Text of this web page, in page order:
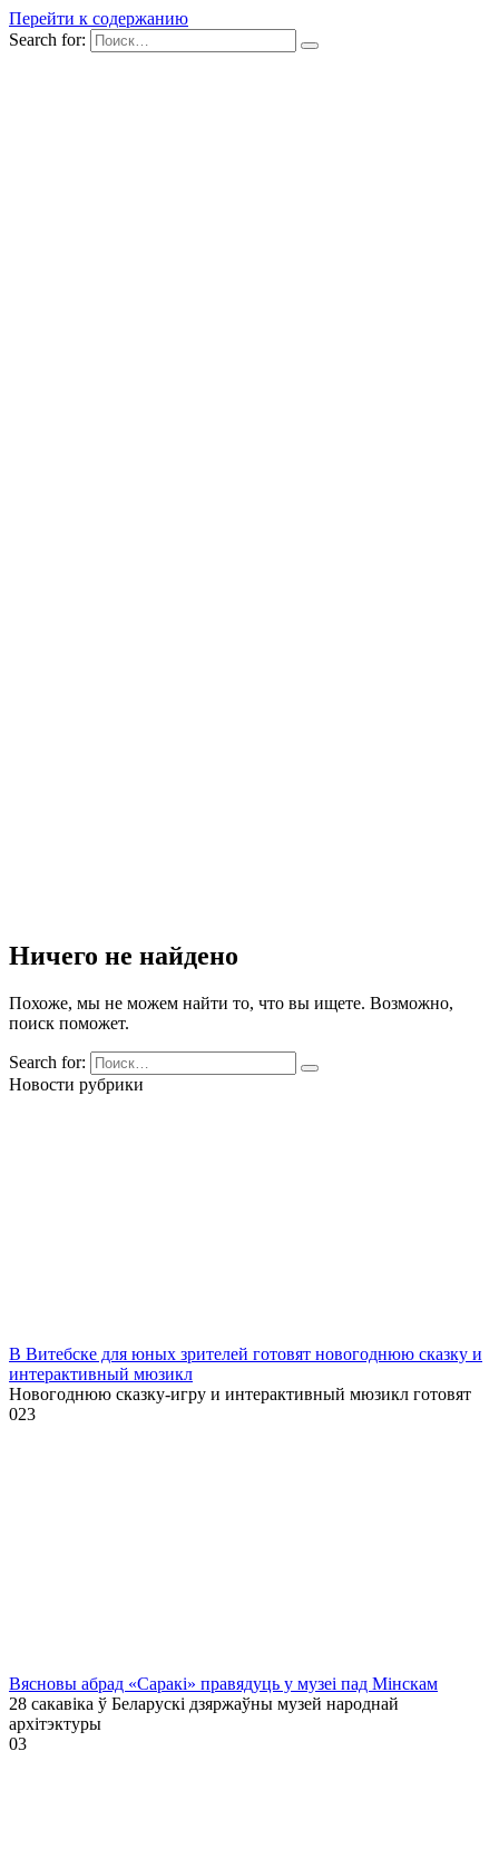
Перейти к содержанию
Search for:
Ничего не найдено
Похоже, мы не можем найти то, что вы ищете. Возможно,
поиск поможет.
Search for:
Новости рубрики
В Витебске для юных зрителей готовят новогоднюю сказку и
интерактивный мюзикл
Новогоднюю сказку-игру и интерактивный мюзикл готовят
023
Вясновы абрад «Саракі» правядуць у музеі пад Мінскам
28 сакавіка ў Беларускі дзяржаўны музей народнай
архітэктуры
03